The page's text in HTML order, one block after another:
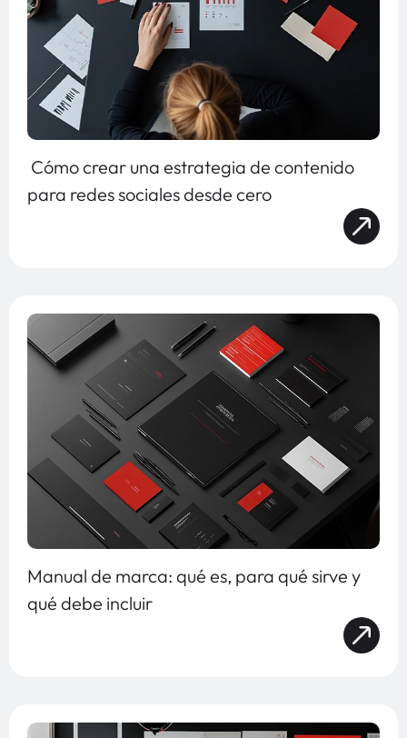
Cómo crear una estrategia de contenido
para redes sociales desde cero
Manual de marca: qué es, para qué sirve y
qué debe incluir